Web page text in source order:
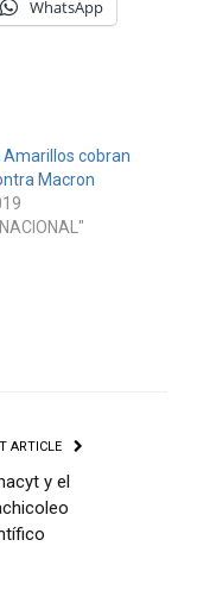
WhatsApp
Amarillos cobran
Macron
ARTICLE
y el